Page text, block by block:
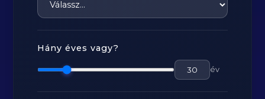
Hány éves vagy?
év